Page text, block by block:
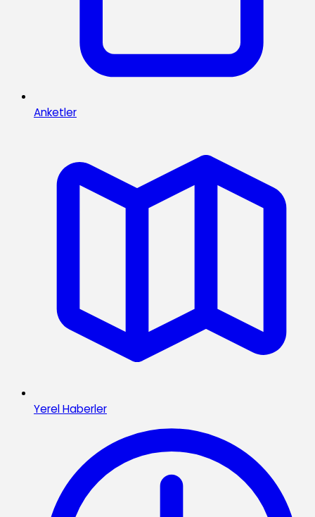
Anketler
Yerel Haberler